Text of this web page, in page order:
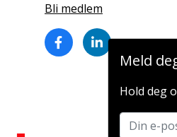
Bli medlem
Meld
Hold deg